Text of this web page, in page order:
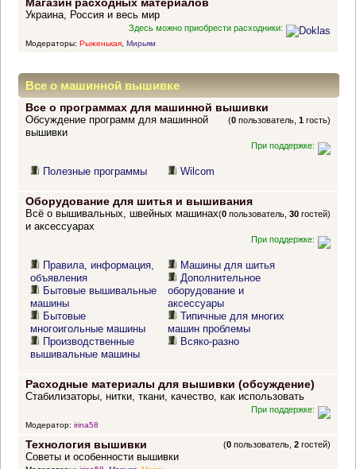
Магазин расходных материалов
Украина, Россия и весь мир
Здесь можно приобрести расходники:
Модераторы: Рыженькая, Мирьям
Все о машинной вышивке
Все о программах для машинной вышивки
(0 пользователь,1 гость)
Обсуждение программ для машинной
вышивки
При поддержке:
Полезные программы Wilcom
Оборудование для шитья и вышивания
(0 пользователь,30 гостей)
Всё о вышивальных, швейных машинах
и аксессуарах
При поддержке:
Правила, информация,
объявления
Бытовые вышивальные
машины
Бытовые
многоигольные машины
Производственные
вышивальные машины
Машины для шитья
Дополнительное
оборудование и
аксессуары
Типичные для многих
машин проблемы
Всяко-разно
Расходные материалы для вышивки (обсуждение)
Стабилизаторы, нитки, ткани, качество, как использовать
При поддержке:
Модератор: irina58
Технология вышивки (0 пользователь,2 гостей)
Советы и особенности вышивки